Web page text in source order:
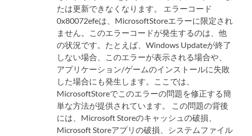
たは更新できなくなります。 エラーコード
0x80072efeは、MicrosoftStoreエラーに限定され
ません。このエラーコードが発生するのは、他
の状況です。たとえば、Windows Updateが終了
しない場合、このエラーが表示される場合や、
アプリケーション/ゲームのインストールに失敗
した場合にも発生します。ここでは、
MicrosoftStoreでこのエラーの問題を修正する簡
単な方法が提供されています。 この問題の背後
には、Microsoft Storeのキャッシュの破損、
Microsoft Storeアプリの破損、システムファイル